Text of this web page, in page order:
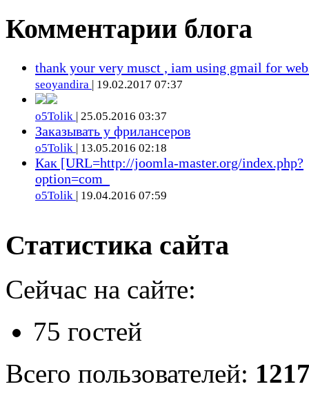
Комментарии блога
thank your very musct , iam using gmail for
seoyandira | 19.02.2017 07:37
o5Tolik | 25.05.2016 03:37
Заказывать у фрилансеров
o5Tolik | 13.05.2016 02:18
Как [URL=http://joomla-master.org/index.php?
option=com_
o5Tolik | 19.04.2016 07:59
Статистика сайта
Сейчас на сайте:
75 гостей
Всего пользователей: